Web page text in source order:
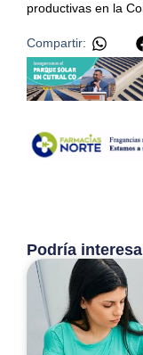
productivas en la
Compartir:
Podría